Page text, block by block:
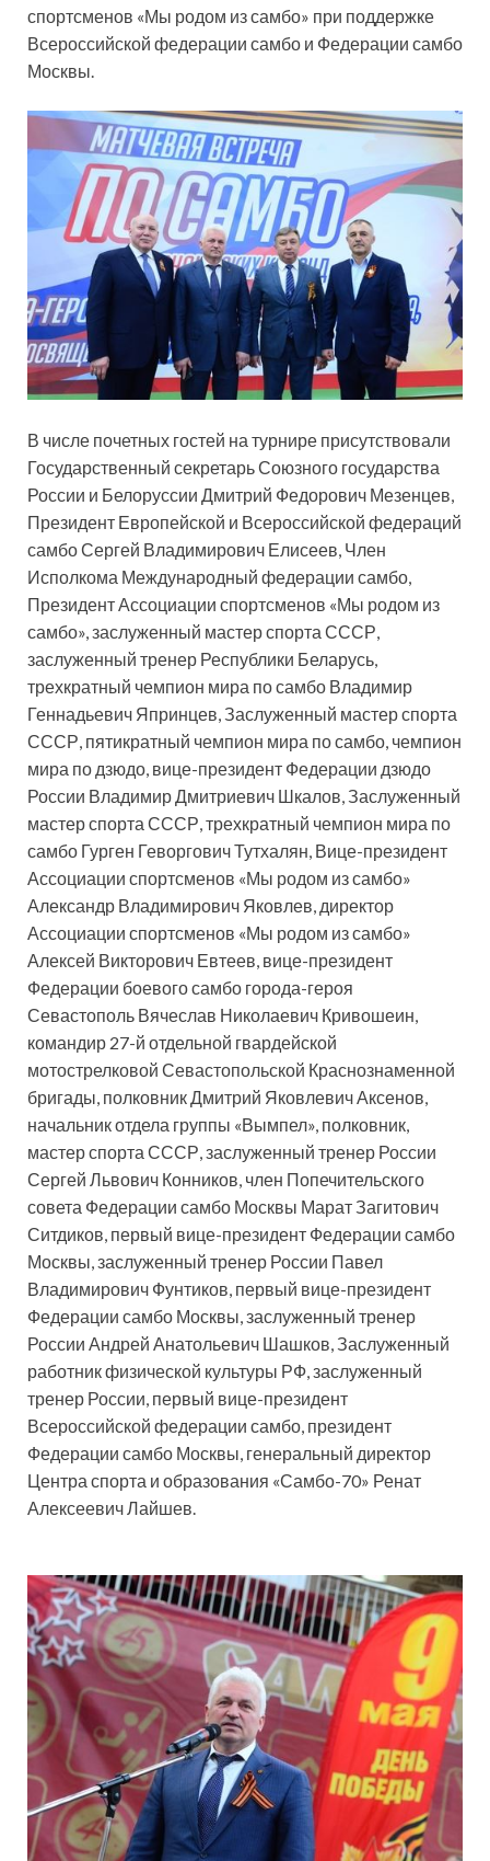
спортсменов «Мы родом из самбо» при поддержке
Всероссийской федерации самбо и Федерации самбо
Москвы.
В числе почетных гостей на турнире присутствовали
Государственный секретарь Союзного государства
России и Белоруссии Дмитрий Федорович Мезенцев,
Президент Европейской и Всероссийской федераций
самбо Сергей Владимирович Елисеев, Член
Исполкома Международный федерации самбо,
Президент Ассоциации спортсменов «Мы родом из
самбо», заслуженный мастер спорта СССР,
заслуженный тренер Республики Беларусь,
трехкратный чемпион мира по самбо Владимир
Геннадьевич Япринцев, Заслуженный мастер спорта
СССР, пятикратный чемпион мира по самбо, чемпион
мира по дзюдо, вице-президент Федерации дзюдо
России Владимир Дмитриевич Шкалов, Заслуженный
мастер спорта СССР, трехкратный чемпион мира по
самбо Гурген Геворгович Тутхалян, Вице-президент
Ассоциации спортсменов «Мы родом из самбо»
Александр Владимирович Яковлев, директор
Ассоциации спортсменов «Мы родом из самбо»
Алексей Викторович Евтеев, вице-президент
Федерации боевого самбо города-героя
Севастополь Вячеслав Николаевич Кривошеин,
командир 27-й отдельной гвардейской
мотострелковой Севастопольской Краснознаменной
бригады, полковник Дмитрий Яковлевич Аксенов,
начальник отдела группы «Вымпел», полковник,
мастер спорта СССР, заслуженный тренер России
Сергей Львович Конников, член Попечительского
совета Федерации самбо Москвы Марат Загитович
Ситдиков, первый вице-президент Федерации самбо
Москвы, заслуженный тренер России Павел
Владимирович Фунтиков, первый вице-президент
Федерации самбо Москвы, заслуженный тренер
России Андрей Анатольевич Шашков, Заслуженный
работник физической культуры РФ, заслуженный
тренер России, первый вице-президент
Всероссийской федерации самбо, президент
Федерации самбо Москвы, генеральный директор
Центра спорта и образования «Самбо-70» Ренат
Алексеевич Лайшев.